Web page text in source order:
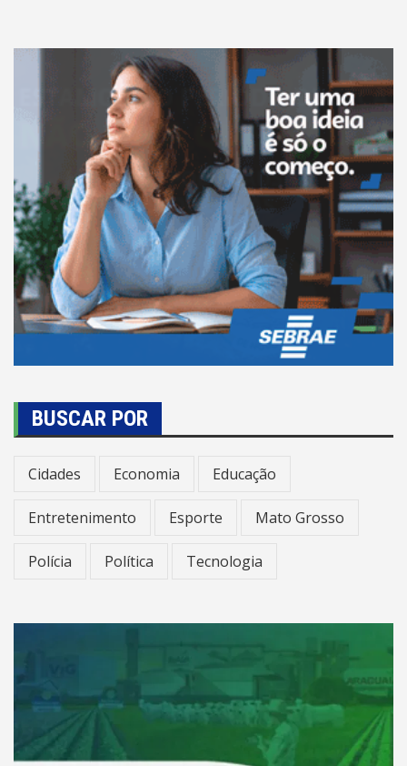
BUSCAR POR
Cidades Economia Educação
Entretenimento Esporte Mato Grosso
Polícia Política Tecnologia